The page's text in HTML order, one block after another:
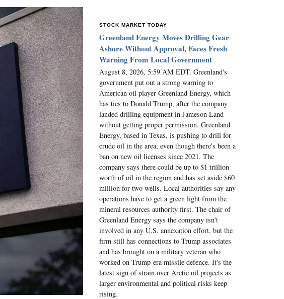
STOCK MARKET TODAY
Greenland Energy Moves Drilling Gear
Ashore Without Approval, Faces Fresh
Warning From Local Government
August 8, 2026, 5:59 AM EDT. Greenland's
government put out a strong warning to
American oil player Greenland Energy, which
has ties to Donald Trump, after the company
landed drilling equipment in Jameson Land
without getting proper permission. Greenland
Energy, based in Texas, is pushing to drill for
crude oil in the area, even though there's been a
ban on new oil licenses since 2021. The
company says there could be up to $1 trillion
worth of oil in the region and has set aside $60
million for two wells. Local authorities say any
operations have to get a green light from the
mineral resources authority first. The chair of
Greenland Energy says the company isn't
involved in any U.S. annexation effort, but the
firm still has connections to Trump associates
and has brought on a military veteran who
worked on Trump-era missile defence. It's the
latest sign of strain over Arctic oil projects as
larger environmental and political risks keep
rising.